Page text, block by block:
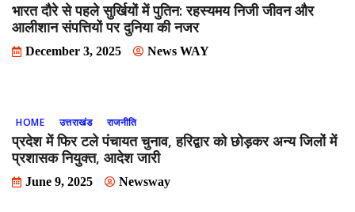
भारत दौरे से पहले सुर्खियों में पुतिन: रहस्यमय निजी जीवन और
आलीशान संपत्तियों पर दुनिया की नजर
December 3, 2025 News WAY
HOME उत्तराखंड राजनीति
प्रदेश में फिर टले पंचायत चुनाव, हरिद्वार को छोड़कर अन्य जिलों में
प्रशासक नियुक्त, आदेश जारी
June 9, 2025 Newsway